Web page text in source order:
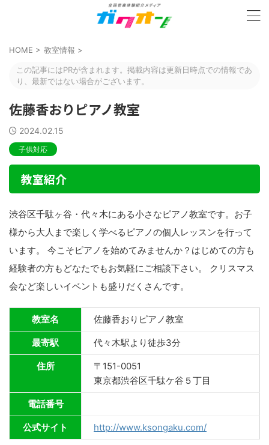
HOME > 教室情報 >
この記事にはPRが含まれます。掲載内容は更新日時点での情報であ
り、最新ではない場合がございます。
佐藤香おりピアノ教室
2024.02.15
子供対応
教室紹介
渋谷区千駄ヶ谷・代々木にある小さなピアノ教室です。お子
様から大人まで楽しく学べるピアノの個人レッスンを行って
います。 今こそピアノを始めてみませんか？はじめての方も
経験者の方もどなたでもお気軽にご相談下さい。 クリスマス
会など楽しいイベントも盛りだくさんです。
教室名 佐藤香おりピアノ教室
最寄駅 代々木駅より徒歩3分
住所
〒151-0051
東京都渋谷区千駄ケ谷５丁目
電話番号
公式サイト http://www.ksongaku.com/